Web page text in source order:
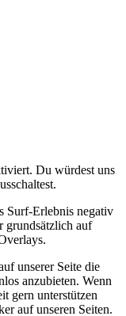
Du würdest uns
Surf-Erlebnis negativ
grundsätzlich auf
unserer Seite die
anzubieten. Wenn
gern unterstützen
auf unseren Seiten.